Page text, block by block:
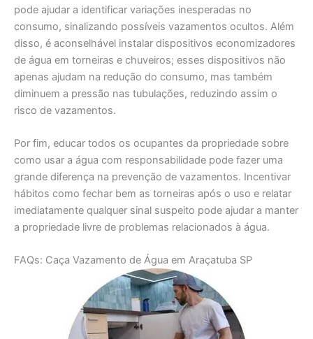
pode ajudar a identificar variações inesperadas no
consumo, sinalizando possíveis vazamentos ocultos. Além
disso, é aconselhável instalar dispositivos economizadores
de água em torneiras e chuveiros; esses dispositivos não
apenas ajudam na redução do consumo, mas também
diminuem a pressão nas tubulações, reduzindo assim o
risco de vazamentos.
Por fim, educar todos os ocupantes da propriedade sobre
como usar a água com responsabilidade pode fazer uma
grande diferença na prevenção de vazamentos. Incentivar
hábitos como fechar bem as torneiras após o uso e relatar
imediatamente qualquer sinal suspeito pode ajudar a manter
a propriedade livre de problemas relacionados à água.
FAQs: Caça Vazamento de Água em Araçatuba SP